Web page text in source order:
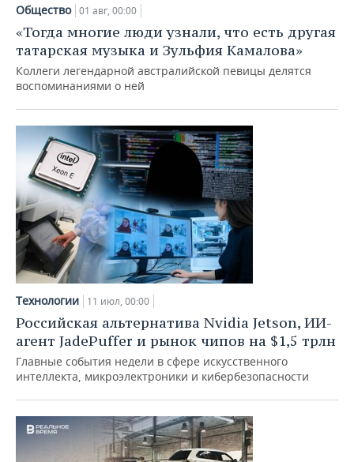
НЕФТЕХИМИЯ
НЕФТЬ
ОПК
ЭНЕРГЕТИКА
РОЗНИЧНАЯ ТОРГОВЛЯ
ТРАНСПОРТ
НОВОСТИ ТЕХНОЛОГИЙ
IT
ТЕЛЕКОММУНИКАЦИИ
МЕРОПРИЯТИЯ
НОВОСТИ МЕРОПРИЯТИЙ
БИЗНЕС-БРАНЧИ
ONLINE-КОНФЕРЕНЦИИ
ОТКРЫТАЯ ЛЕКЦИЯ
СПОРТ
ФУТБОЛ
ХОККЕЙ
БАСКЕТБОЛ
ВОЛЕЙБОЛ
КИБЕРСПОРТ
ФИГУРНОЕ КАТАНИЕ
ВОДНЫЕ ВИДЫ СПОРТА
НОВОСТИ ОБЩЕСТВА
ВЛАСТЬ
ИНФРАСТРУКТУРА
ИСТОРИЯ
КУЛЬТУРА
МЕДИЦИНА
ОБРАЗОВАНИЕ
ФОТОГАЛЕРЕЯ
СЮЖЕТЫ
СПРАВОЧНИК
СПИСОК ПЕРСОН
СПИСОК КОМПАНИЙ
ПОЛНАЯ ВЕРСИЯ
Общество 01 авг, 00:00
«Тогда многие люди узнали, что есть другая
татарская музыка и Зульфия Камалова»
Коллеги легендарной австралийской певицы делятся
воспоминаниями о ней
Технологии 11 июл, 00:00
Российская альтернатива Nvidia Jetson, ИИ-
агент JadePuffer и рынок чипов на $1,5 трлн
Главные события недели в сфере искусственного
интеллекта, микроэлектроники и кибербезопасности